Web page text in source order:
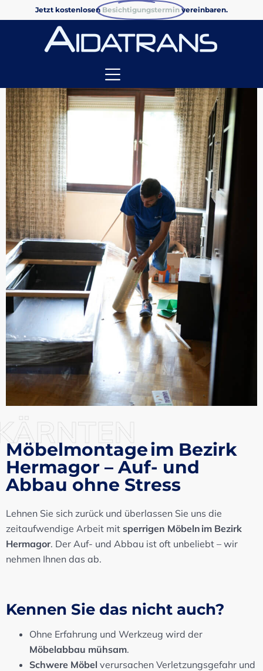
Jetzt kostenlosen Besichtigungstermin vereinbaren.
Möbelmontage im Bezirk
Hermagor – Auf- und
Abbau ohne Stress
Lehnen Sie sich zurück und überlassen Sie uns die
zeitaufwendige Arbeit mit sperrigen Möbeln im Bezirk
Hermagor. Der Auf- und Abbau ist oft unbeliebt – wir
nehmen Ihnen das ab.
Kennen Sie das nicht auch?
Ohne Erfahrung und Werkzeug wird der
Möbelabbau mühsam.
Schwere Möbel verursachen Verletzungsgefahr und